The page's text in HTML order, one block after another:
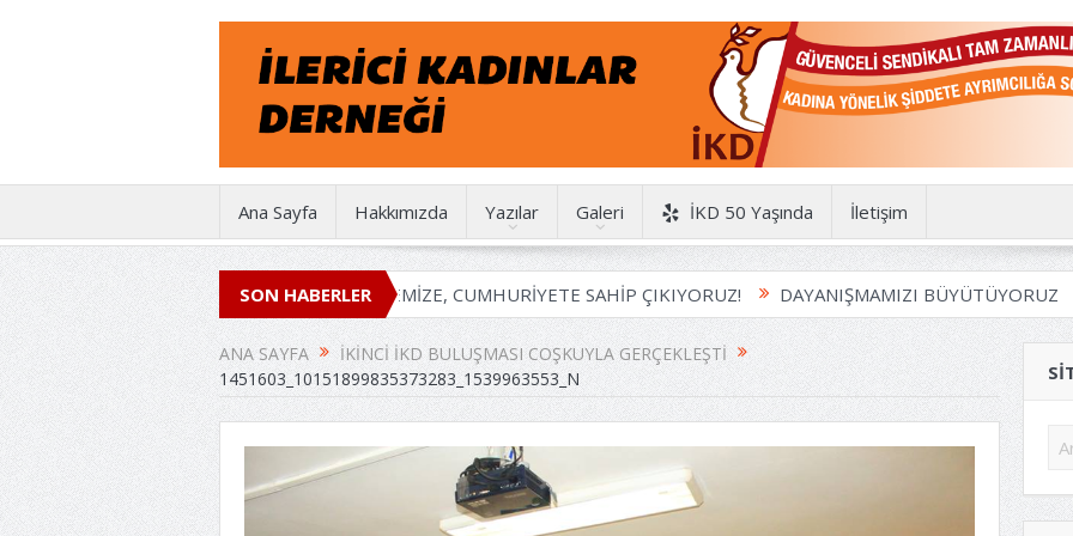
Ana Sayfa Hakkımızda Yazılar Galeri İKD 50 Yaşında İletişim
SON HABERLER
İKD 50 YAŞINDA EMEĞİMİZE, İRADEMİZE, CUMHURİYETE SAHİP ÇIKIYORUZ! DAYANIŞMAMIZI BÜYÜTÜYORUZ
ANA SAYFA
İKINCI İKD BULUŞMASI COŞKUYLA GERÇEKLEŞTI
1451603_10151899835373283_1539963553_N